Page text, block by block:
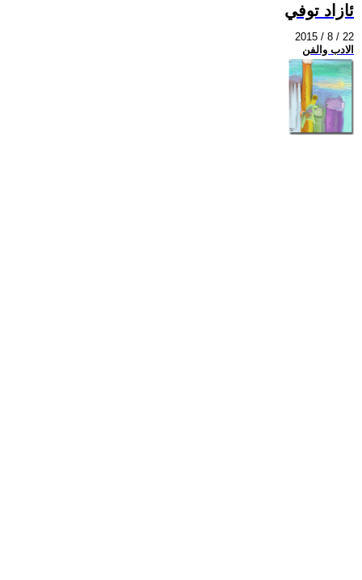
ئازاد توفي
2015 / 8 / 22
الادب والفن